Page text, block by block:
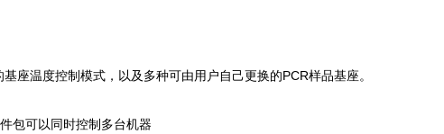
座温度控制模式，以及多种可由用户自己更换的PCR样品基座。
包可以同时控制多台机器